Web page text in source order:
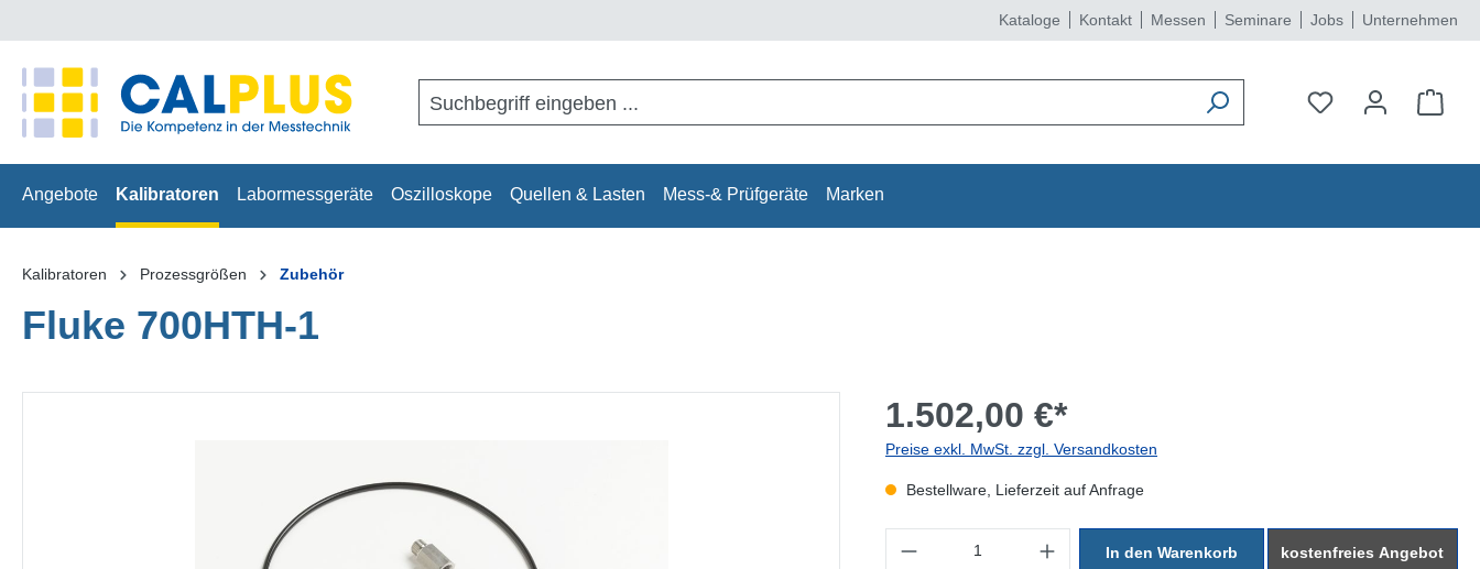
Kataloge Kontakt Messen Seminare Jobs Unternehmen
Angebote Kalibratoren Labormessgeräte Oszilloskope Quellen & Lasten Mess-& Prüfgeräte Marken
Kalibratoren Prozessgrößen Zubehör
Fluke 700HTH-1
1.502,00 €*
Preise exkl. MwSt. zzgl. Versandkosten
Bestellware, Lieferzeit auf Anfrage
In den Warenkorb
kostenfreies Angebot